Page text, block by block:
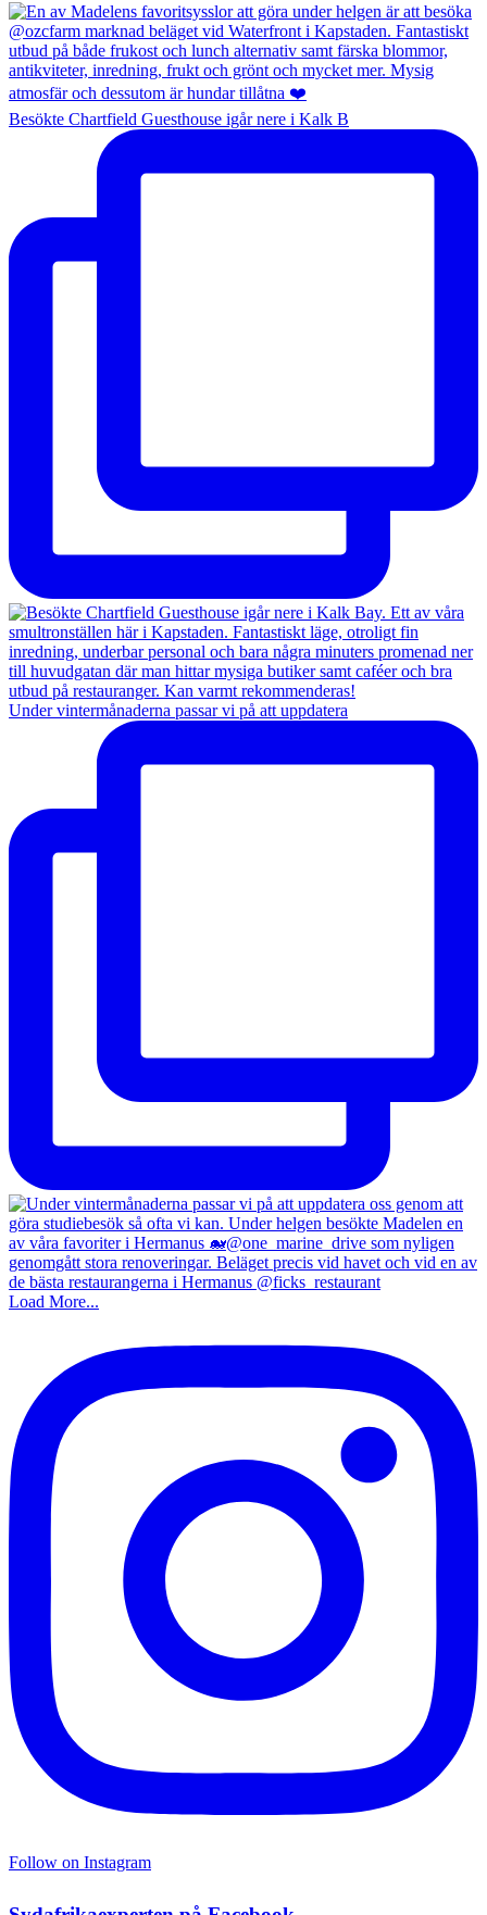
Besökte Chartfield Guesthouse igår nere i Kalk B
Under vintermånaderna passar vi på att uppdatera
Load More...
Follow on Instagram